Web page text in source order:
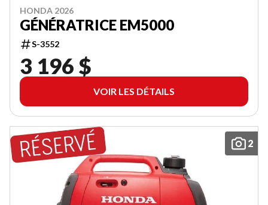
HONDA 2026
GÉNÉRATRICE EM5000
S-3552
3 196 $
VOIR LES DÉTAILS
2